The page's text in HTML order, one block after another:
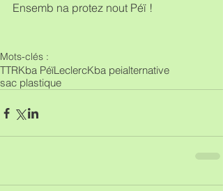
Ensemb na protez nout Péï !
Mots-clés :
TTRKba PéïLeclercKba peialternative
sac plastique